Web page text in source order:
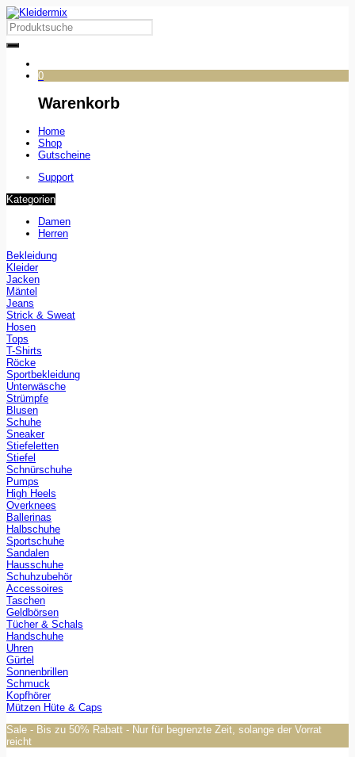
0
Warenkorb
Home
Shop
Gutscheine
Support
Kategorien
Damen
Herren
Bekleidung
Kleider
Jacken
Mäntel
Jeans
Strick & Sweat
Hosen
Tops
T-Shirts
Röcke
Sportbekleidung
Unterwäsche
Strümpfe
Blusen
Schuhe
Sneaker
Stiefeletten
Stiefel
Schnürschuhe
Pumps
High Heels
Overknees
Ballerinas
Halbschuhe
Sportschuhe
Sandalen
Hausschuhe
Schuhzubehör
Accessoires
Taschen
Geldbörsen
Tücher & Schals
Handschuhe
Uhren
Gürtel
Sonnenbrillen
Schmuck
Kopfhörer
Mützen Hüte & Caps
Sale - Bis zu 50% Rabatt - Nur für begrenzte Zeit, solange der Vorrat
reicht